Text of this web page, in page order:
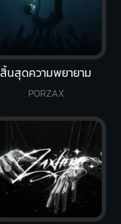
สิ้นสุดความพยายาม
PORZAX